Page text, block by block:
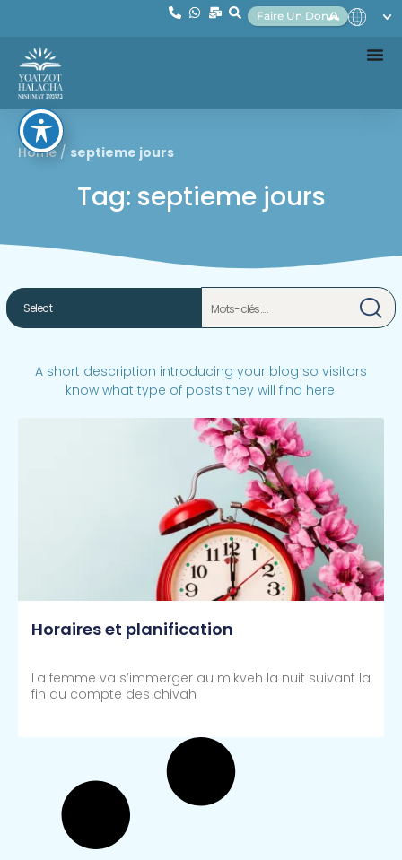
Faire Un Don
Home/ septieme jours
Tag: septieme jours
A short description introducing your blog so visitors
know what type of posts they will find here.
Horaires et planification
La femme va s’immerger au mikveh la nuit suivant la
fin du compte des chivah